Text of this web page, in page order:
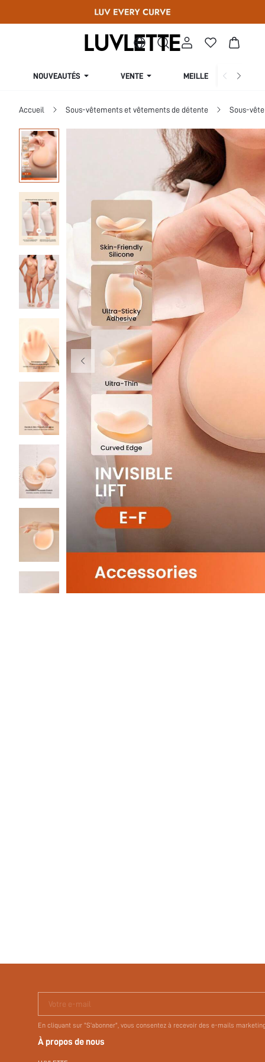
NOUVEAUTÉS VENTE MEILLEURES VENTES
Accueil Sous-vêtements et vêtements de détente Sous-
Votre e-mail
En cliquant sur "S'abonner", vous consentez à recevoir des e-mails
À propos de nous